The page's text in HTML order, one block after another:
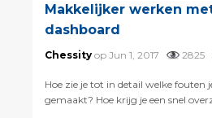
Makkelijker werken
dashboard
Chessity op Jun 1, 2017 2825
Hoe zie je tot in detail welke fouten
gemaakt? Hoe krijg je een snel